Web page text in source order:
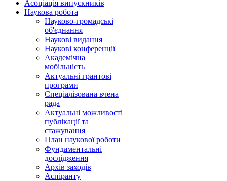
Асоціація випускників
Наукова робота
Науково-громадські
об'єднання
Наукові видання
Наукові конференції
Академічна
мобільність
Актуальні грантові
програми
Спеціалізована вчена
рада
Актуальні можливості
публікації та
стажування
План наукової роботи
Фундаментальні
дослідження
Архів заходів
Аспіранту